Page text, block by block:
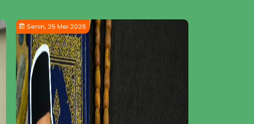
Senin, 25 Mei 2026